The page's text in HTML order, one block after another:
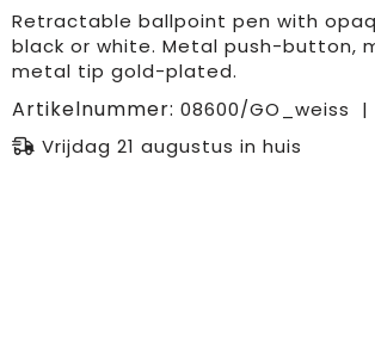
Promo
Papier
Merken
Overig textiel
Rugzakken
Retractable ballpoint pen with
black or white. Metal push-button,
metal tip gold-plated.
Artikelnummer: 08600/GO_weiss
Vrijdag 21 augustus in huis